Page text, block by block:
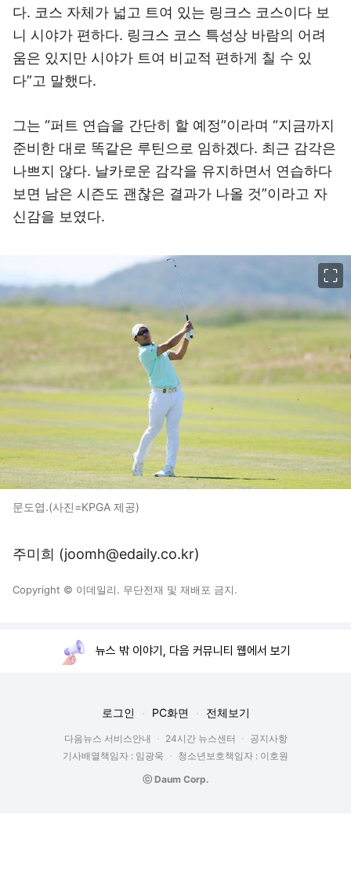
다. 코스 자체가 넓고 트여 있는 링크스 코스이다 보
니 시야가 편하다. 링크스 코스 특성상 바람의 어려
움은 있지만 시야가 트여 비교적 편하게 칠 수 있
다”고 말했다.
그는 “퍼트 연습을 간단히 할 예정”이라며 “지금까지
준비한 대로 똑같은 루틴으로 임하겠다. 최근 감각은
나쁘지 않다. 날카로운 감각을 유지하면서 연습하다
보면 남은 시즌도 괜찮은 결과가 나올 것”이라고 자
신감을 보였다.
문도엽.(사진=KPGA 제공)
주미희 (joomh@edaily.co.kr)
Copyright © 이데일리. 무단전재 및 재배포 금지.
뉴스 밖 이야기, 다음 커뮤니티 웹에서 보기
로그인 PC화면 전체보기
다음뉴스 서비스안내 24시간 뉴스센터
공지사항
기사배열책임자 : 임광욱
청소년보호책임자 : 이호원
ⓒ Daum Corp.